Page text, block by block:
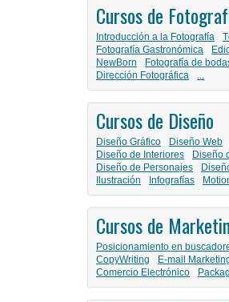
Cursos de
Introducción a la Fotografía
Fotografía Gastronómica
NewBorn
Fotografía de
Dirección Fotográfica
...
Cursos de Diseño
Diseño Gráfico Diseño Web
Diseño de Interiores
Diseño
Diseño de Personajes
Ilustración
Infografías
Cursos de
Posicionamiento en
CopyWriting
E-mail
Comercio Electrónico